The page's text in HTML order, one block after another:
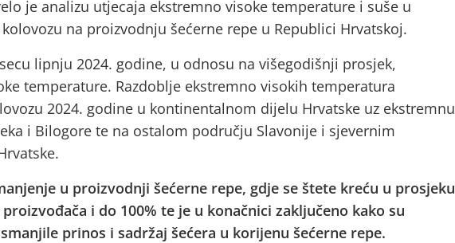
je analizu utjecaja ekstremno visoke temperature i suše u
na proizvodnju šećerne repe u Republici Hrvatskoj.
lipnju 2024. godine, u odnosu na višegodišnji prosjek,
temperature. Razdoblje ekstremno visokih temperatura
2024. godine u kontinentalnom dijelu Hrvatske uz ekstremnu
i Bilogore te na ostalom području Slavonije i sjevernim
u proizvodnji šećerne repe, gdje se štete kreću u prosjeku
i do 100% te je u konačnici zaključeno kako su
prinos i sadržaj šećera u korijenu šećerne repe.